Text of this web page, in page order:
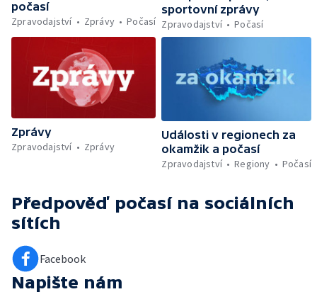
počasí
Zpravodajství
Zprávy Počasí
sportovní zprávy
Zpravodajství
Počasí
Zprávy
Zpravodajství
Zprávy
Události v regionech za
okamžik a počasí
Zpravodajství
Regiony Počasí
Předpověď počasí na sociálních
sítích
Facebook
Napište nám